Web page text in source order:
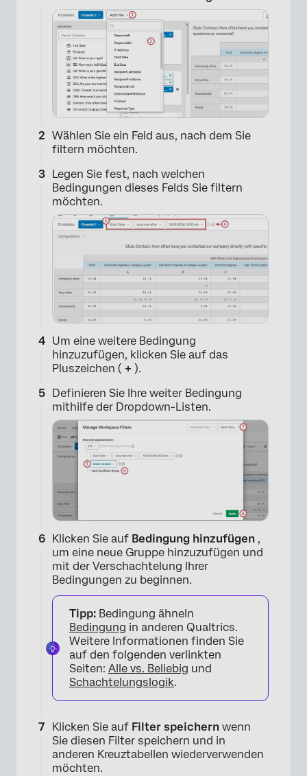
×
×
Wählen Sie ein Feld aus, nach dem Sie
filtern möchten.
Legen Sie fest, nach welchen
Bedingungen dieses Felds Sie filtern
möchten.
×
Um eine weitere Bedingung
hinzuzufügen, klicken Sie auf das
Pluszeichen ( + ).
Definieren Sie Ihre weiter Bedingung
mithilfe der Dropdown-Listen.
Klicken Sie auf Bedingung hinzufügen ,
um eine neue Gruppe hinzuzufügen und
mit der Verschachtelung Ihrer
Bedingungen zu beginnen.
Tipp: Bedingung ähneln
Bedingung in anderen Qualtrics.
Weitere Informationen finden Sie
auf den folgenden verlinkten
Seiten: Alle vs. Beliebig und
Schachtelungslogik.
Klicken Sie auf Filter speichern wenn
Sie diesen Filter speichern und in
anderen Kreuztabellen wiederverwenden
möchten.